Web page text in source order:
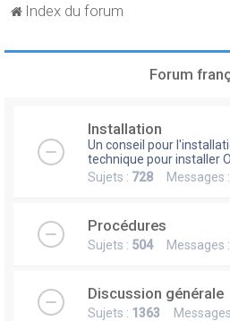
Index du forum
Forum
Installation
Un conseil pour
technique pour installer
Sujets : 728 Messages :
Procédures
Sujets : 504Messages :
Discussion générale
Sujets : 1363